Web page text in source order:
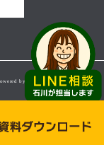
by chukyo-ad